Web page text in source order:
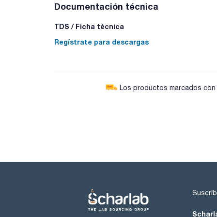
Documentación técnica
TDS / Ficha técnica
Regístrate para descargas
Los productos marcados con